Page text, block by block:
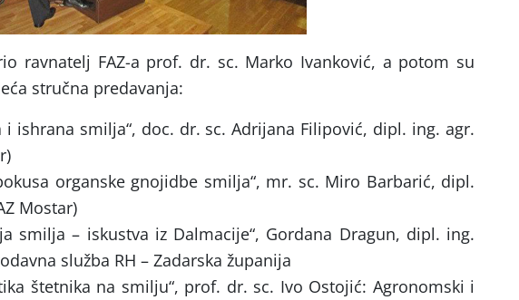
ravnatelj FAZ-a prof. dr. sc. Marko Ivanković, a potom su
stručna predavanja:
i ishrana smilja“, doc. dr. sc. Adrijana Filipović, dipl. ing. agr.
organske gnojidbe smilja“, mr. sc. Miro Barbarić, dipl.
Mostar)
smilja – iskustva iz Dalmacije“, Gordana Dragun, dipl. ing.
služba RH – Zadarska županija
štetnika na smilju“, prof. dr. sc. Ivo Ostojić: Agronomski i